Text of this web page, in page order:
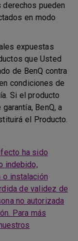
derechos pueden
en modo
expuestas
que Usted
de BenQ contra
condiciones de
Si el producto
BenQ, a
el Producto.
ha sido
indebido,
o instalación
de validez de
no autorizada
Para más